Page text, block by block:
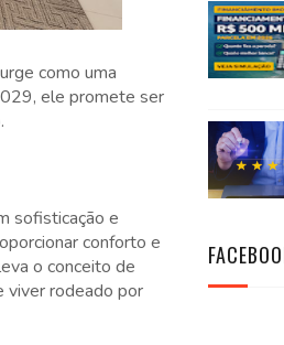
como uma
ele promete ser
sofisticação e
conforto e
o conceito de
viver rodeado por